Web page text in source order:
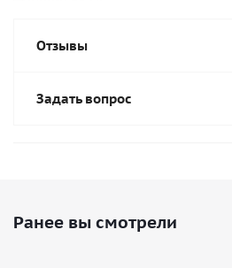
Отзывы
Задать вопрос
Ранее вы смотрели